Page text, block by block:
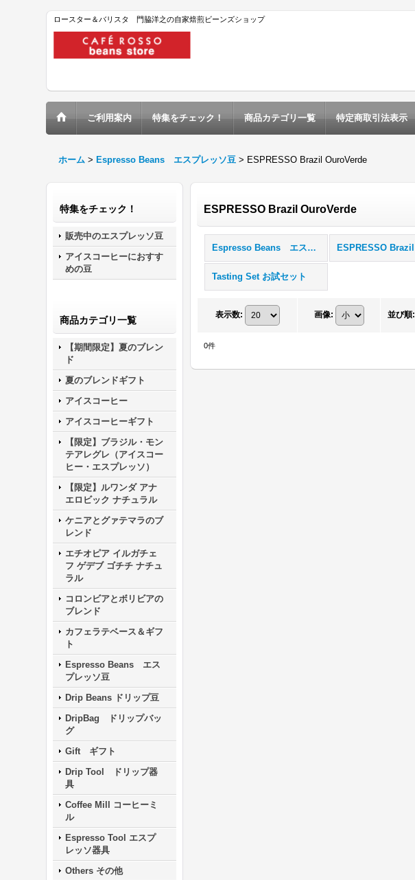
ロースター＆バリスタ 門脇洋之の自家焙煎ビーンズショップ
ご利用案内 特集をチェック！ 商品カテゴリ一覧 特定商取引法表示
ホーム > Espresso Beans エスプレッソ豆 > ESPRESSO Brazil OuroVerde
特集をチェック！
販売中のエスプレッソ豆
アイスコーヒーにおすす
めの豆
商品カテゴリ一覧
【期間限定】夏のブレン
ド
夏のブレンドギフト
アイスコーヒー
アイスコーヒーギフト
【限定】ブラジル・モン
テアレグレ（アイスコー
ヒー・エスプレッソ）
【限定】ルワンダ アナ
エロビック ナチュラル
ケニアとグァテマラのブ
レンド
エチオピア イルガチェ
フ ゲデブ ゴチチ ナチュ
ラル
コロンビアとボリビアの
ブレンド
カフェラテベース＆ギフ
ト
Espresso Beans エス
プレッソ豆
Drip Beans ドリップ豆
DripBag ドリップバッ
グ
Gift ギフト
Drip Tool ドリップ器
具
Coffee Mill コーヒーミ
ル
Espresso Tool エスプ
レッソ器具
Others その他
ESPRESSO Brazil OuroVerde
Espresso Beans エスプレッソ豆 (全商品)
Tasting Set お試セット
表示数: 画像: 並び順:
0件